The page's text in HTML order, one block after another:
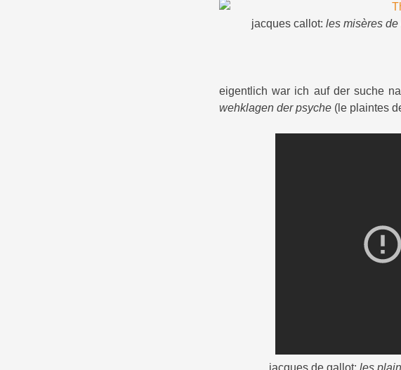
jacques callot: les misères de
eigentlich war ich auf der suche
wehklagen der psyche (le plaintes